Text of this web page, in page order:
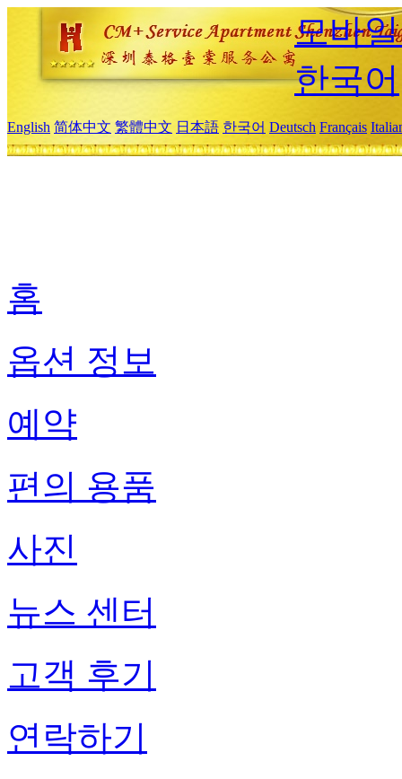
모바
한국어
English 简体中文 繁體中文 日本語 한국어 Deutsch Français
홈
옵션 정보
예약
편의 용품
사진
뉴스 센터
고객 후기
연락하기